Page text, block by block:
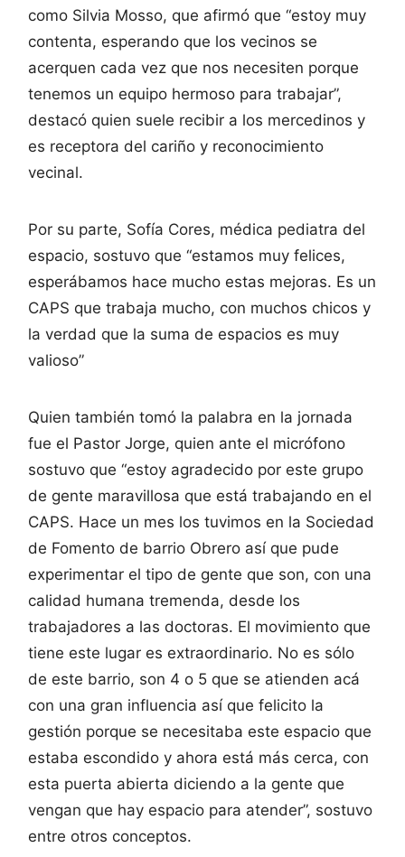
como Silvia Mosso, que afirmó que “estoy muy
contenta, esperando que los vecinos se
acerquen cada vez que nos necesiten porque
tenemos un equipo hermoso para trabajar”,
destacó quien suele recibir a los mercedinos y
es receptora del cariño y reconocimiento
vecinal.
Por su parte, Sofía Cores, médica pediatra del
espacio, sostuvo que “estamos muy felices,
esperábamos hace mucho estas mejoras. Es un
CAPS que trabaja mucho, con muchos chicos y
la verdad que la suma de espacios es muy
valioso”
Quien también tomó la palabra en la jornada
fue el Pastor Jorge, quien ante el micrófono
sostuvo que “estoy agradecido por este grupo
de gente maravillosa que está trabajando en el
CAPS. Hace un mes los tuvimos en la Sociedad
de Fomento de barrio Obrero así que pude
experimentar el tipo de gente que son, con una
calidad humana tremenda, desde los
trabajadores a las doctoras. El movimiento que
tiene este lugar es extraordinario. No es sólo
de este barrio, son 4 o 5 que se atienden acá
con una gran influencia así que felicito la
gestión porque se necesitaba este espacio que
estaba escondido y ahora está más cerca, con
esta puerta abierta diciendo a la gente que
vengan que hay espacio para atender”, sostuvo
entre otros conceptos.